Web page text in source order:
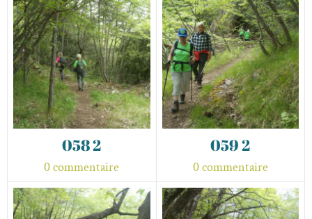
058 2
0 commentaire
059 2
0 commentaire